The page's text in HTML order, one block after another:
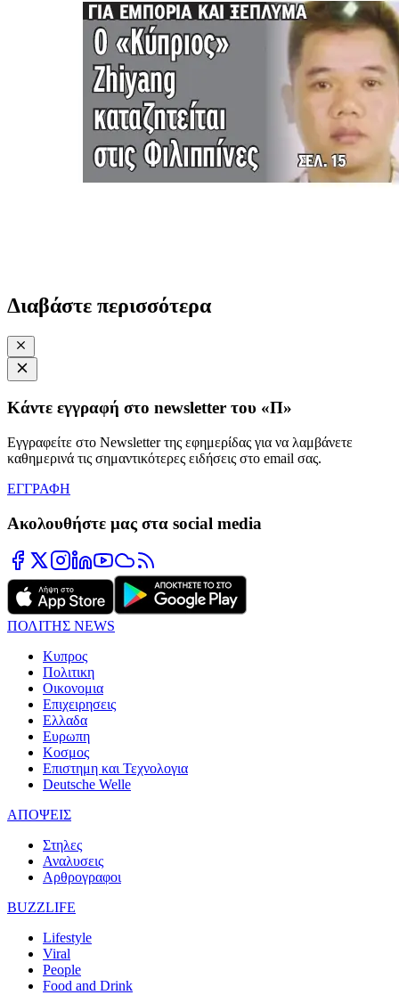
Διαβάστε περισσότερα
Κάντε εγγραφή στο newsletter του «Π»
Εγγραφείτε στο Newsletter της εφημερίδας για να λαμβάνετε
καθημερινά τις σημαντικότερες ειδήσεις στο email σας.
ΕΓΓΡΑΦΗ
Ακολουθήστε μας στα social media
ΠΟΛΙΤΗΣ NEWS
Κυπρος
Πολιτικη
Οικονομια
Επιχειρησεις
Ελλαδα
Ευρωπη
Κοσμος
Επιστημη και Τεχνολογια
Deutsche Welle
ΑΠΟΨΕΙΣ
Στηλες
Αναλυσεις
Αρθρογραφοι
BUZZLIFE
Lifestyle
Viral
People
Food and Drink